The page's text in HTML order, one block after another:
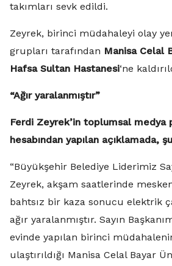
takımları sevk edildi.
Zeyrek, birinci müdahaleyi olay
grupları tarafından Manisa Celal
Hafsa Sultan Hastanesi‘ne
“Ağır yaralanmıştır”
Ferdi Zeyrek’in toplumsal medya
hesabından yapılan açıklamada,
“Büyükşehir Belediye Liderimiz
Zeyrek, akşam saatlerinde
bahtsız bir kaza sonucu elektrik
ağır yaralanmıştır. Sayın
evinde yapılan birinci
ulaştırıldığı Manisa Celal Bayar